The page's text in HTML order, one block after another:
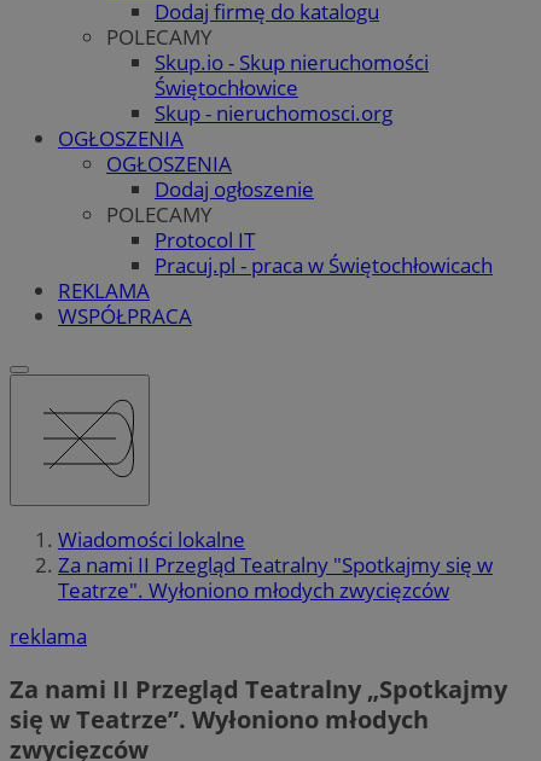
Dodaj firmę do katalogu
POLECAMY
Skup.io - Skup nieruchomości
Świętochłowice
Skup - nieruchomosci.org
OGŁOSZENIA
OGŁOSZENIA
Dodaj ogłoszenie
POLECAMY
Protocol IT
Pracuj.pl - praca w Świętochłowicach
REKLAMA
WSPÓŁPRACA
Wiadomości lokalne
Za nami II Przegląd Teatralny "Spotkajmy się w
Teatrze". Wyłoniono młodych zwycięzców
reklama
Za nami II Przegląd Teatralny „Spotkajmy
się w Teatrze”. Wyłoniono młodych
zwycięzców